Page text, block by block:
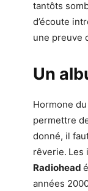
tantôts
d’écoute
une preuve
Un
Hormone
permettre
donné, il
rêverie. Les
Radiohead
années